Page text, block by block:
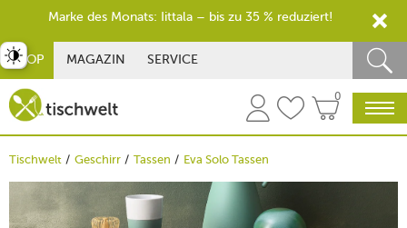
SHOP MAGAZIN SERVICE
0
Tischwelt Geschirr Tassen Eva Solo Tassen
umschalten
Marke des Monats: Iittala – bis zu 35 % reduziert!